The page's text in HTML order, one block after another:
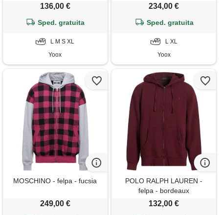
136,00 €
Sped. gratuita
L M S XL
Yoox
234,00 €
Sped. gratuita
L XL
Yoox
MOSCHINO - felpa - fucsia
249,00 €
POLO RALPH LAUREN -
felpa - bordeaux
132,00 €